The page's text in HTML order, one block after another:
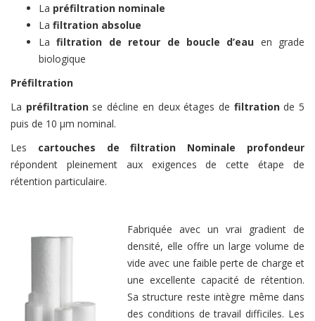
La préfiltration nominale
La filtration absolue
Lafiltration de retour de boucle d’eau en grade
biologique
Préfiltration
La préfiltrationse décline en deux étages de filtrationde 5
puis de 10 µm nominal.
Les cartouches de filtration Nominale profondeur
répondent pleinement aux exigences de cette étape de
rétention particulaire.
Fabriquée avec un vrai gradient de
densité, elle offre un large volume de
vide avec une faible perte de charge et
une excellente capacité de rétention.
Sa structure reste intègre même dans
des conditions de travail difficiles. Les